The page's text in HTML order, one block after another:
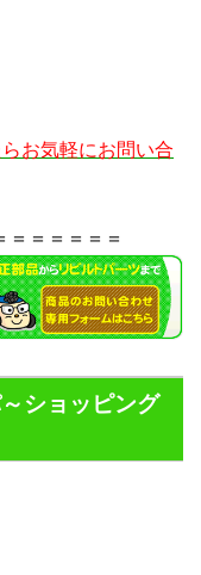
お気軽にお問い合
＝＝＝＝＝＝
ショッピング